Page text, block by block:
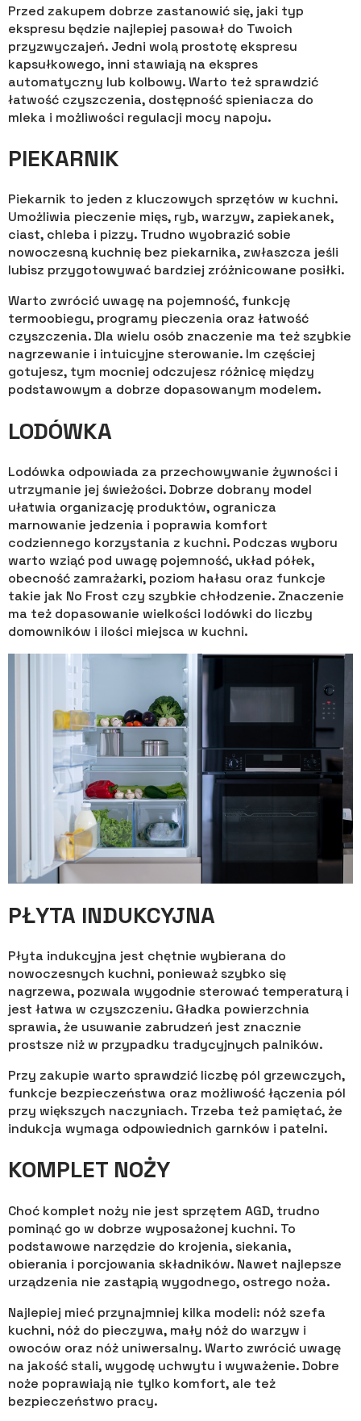
Przed zakupem dobrze zastanowić się, jaki typ
ekspresu będzie najlepiej pasował do Twoich
przyzwyczajeń. Jedni wolą prostotę ekspresu
kapsułkowego, inni stawiają na ekspres
automatyczny lub kolbowy. Warto też sprawdzić
łatwość czyszczenia, dostępność spieniacza do
mleka i możliwości regulacji mocy napoju.
PIEKARNIK
Piekarnik to jeden z kluczowych sprzętów w kuchni.
Umożliwia pieczenie mięs, ryb, warzyw, zapiekanek,
ciast, chleba i pizzy. Trudno wyobrazić sobie
nowoczesną kuchnię bez piekarnika, zwłaszcza jeśli
lubisz przygotowywać bardziej zróżnicowane posiłki.
Warto zwrócić uwagę na pojemność, funkcję
termoobiegu, programy pieczenia oraz łatwość
czyszczenia. Dla wielu osób znaczenie ma też szybkie
nagrzewanie i intuicyjne sterowanie. Im częściej
gotujesz, tym mocniej odczujesz różnicę między
podstawowym a dobrze dopasowanym modelem.
LODÓWKA
Lodówka odpowiada za przechowywanie żywności i
utrzymanie jej świeżości. Dobrze dobrany model
ułatwia organizację produktów, ogranicza
marnowanie jedzenia i poprawia komfort
codziennego korzystania z kuchni. Podczas wyboru
warto wziąć pod uwagę pojemność, układ półek,
obecność zamrażarki, poziom hałasu oraz funkcje
takie jak No Frost czy szybkie chłodzenie. Znaczenie
ma też dopasowanie wielkości lodówki do liczby
domowników i ilości miejsca w kuchni.
PŁYTA INDUKCYJNA
Płyta indukcyjna jest chętnie wybierana do
nowoczesnych kuchni, ponieważ szybko się
nagrzewa, pozwala wygodnie sterować temperaturą i
jest łatwa w czyszczeniu. Gładka powierzchnia
sprawia, że usuwanie zabrudzeń jest znacznie
prostsze niż w przypadku tradycyjnych palników.
Przy zakupie warto sprawdzić liczbę pól grzewczych,
funkcje bezpieczeństwa oraz możliwość łączenia pól
przy większych naczyniach. Trzeba też pamiętać, że
indukcja wymaga odpowiednich garnków i patelni.
KOMPLET NOŻY
Choć komplet noży nie jest sprzętem AGD, trudno
pominąć go w dobrze wyposażonej kuchni. To
podstawowe narzędzie do krojenia, siekania,
obierania i porcjowania składników. Nawet najlepsze
urządzenia nie zastąpią wygodnego, ostrego noża.
Najlepiej mieć przynajmniej kilka modeli: nóż szefa
kuchni, nóż do pieczywa, mały nóż do warzyw i
owoców oraz nóż uniwersalny. Warto zwrócić uwagę
na jakość stali, wygodę uchwytu i wyważenie. Dobre
noże poprawiają nie tylko komfort, ale też
bezpieczeństwo pracy.